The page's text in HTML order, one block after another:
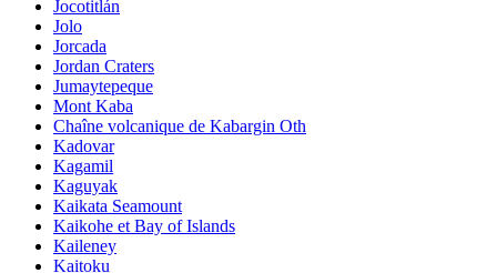
Jocotitlán
Jolo
Jorcada
Jordan Craters
Jumaytepeque
Mont Kaba
Chaîne volcanique de Kabargin Oth
Kadovar
Kagamil
Kaguyak
Kaikata Seamount
Kaikohe et Bay of Islands
Kaileney
Kaitoku